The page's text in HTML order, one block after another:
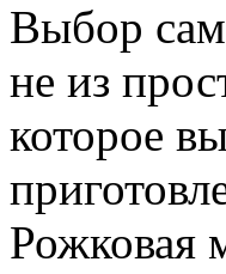
Выбор
не из
которое
Рожковая